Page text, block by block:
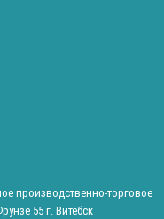
производственно-торговое
55 г. Витебск